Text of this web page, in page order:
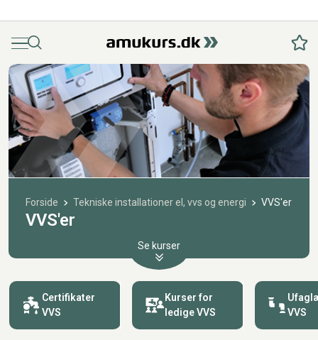
MenuSøg
Forside Tekniske installationer el, vvs og energi VVS'er
VVS'er
Se kurser
Certifikater
VVS
Kurser for
ledige VVS
VVS